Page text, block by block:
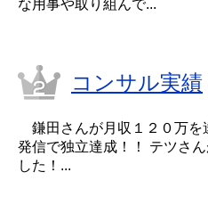
な用事や取り組んで...
コンサル実績
鎌田さんが月収１２０万を
発信で独立達成！！ テツさ
した！...